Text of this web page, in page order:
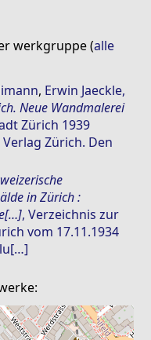
werkgruppe (alle
, Erwin Jaeckle,
Neue Wandmalerei
Zürich 1939
Zürich. Den
in Zürich :
, Verzeichnis zur
vom 17.11.1934